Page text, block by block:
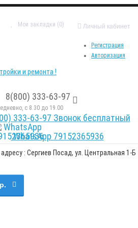
Личный кабинет
Регистрация
Авторизация
Мои закладки (0)
8(800) 333-63-97
с 8.30 до 19.00
333-63-97 Звонок бесплатный
WhatsApp 79152365936
: Сергиев Посад, ул. Центральная 1-Б